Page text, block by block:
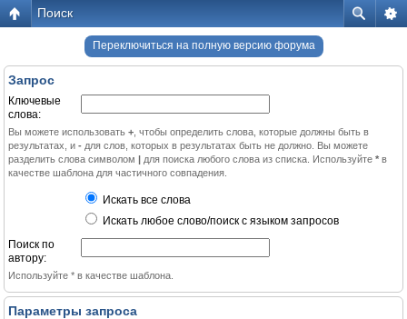
Поиск
Переключиться на полную версию форума
Запрос
Ключевые
слова:
Вы можете использовать + , чтобы определить слова, которые должны быть в
результатах, и - для слов, которых в результатах быть не должно. Вы можете
разделить слова символом | для поиска любого слова из списка. Используйте * в
качестве шаблона для частичного совпадения.
Искать все слова
Искать любое слово/поиск с языком запросов
Поиск по
автору:
Используйте * в качестве шаблона.
Параметры запроса